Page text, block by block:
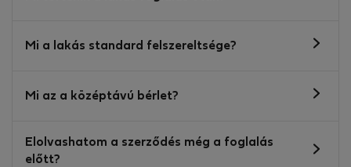
Mi a lakás standard felszereltsége?
Mi az a középtávú bérlet?
Elolvashatom a szerződés még a foglalás
előtt?